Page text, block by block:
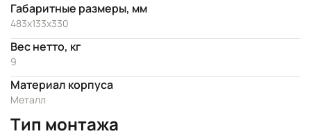
Габаритные размеры, мм
483x133x330
Вес нетто, кг
9
Материал корпуса
Металл
Тип монтажа